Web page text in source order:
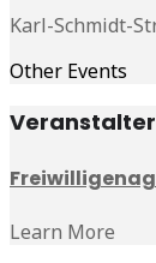
Karl-Schmidt-
Other Events
Veranstalter
Learn More